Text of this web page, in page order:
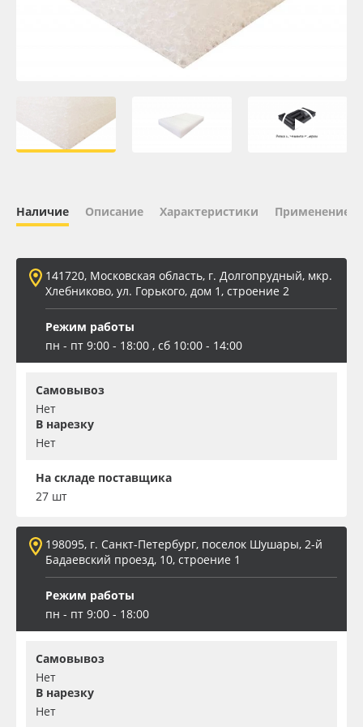
ПЭТ листовой
Баннер
Заготовки для сувениров
Наличие Описание Характеристики Применение
141720, Московская область, г. Долгопрудный, мкр.
Хлебниково, ул. Горького, дом 1, строение 2
Режим работы
пн - пт 9:00 - 18:00 , сб 10:00 - 14:00
Самовывоз
Нет
В нарезку
Нет
На складе поставщика
27 шт
198095, г. Санкт-Петербург, поселок Шушары, 2-й
Бадаевский проезд, 10, строение 1
Режим работы
пн - пт 9:00 - 18:00
Самовывоз
Нет
В нарезку
Нет